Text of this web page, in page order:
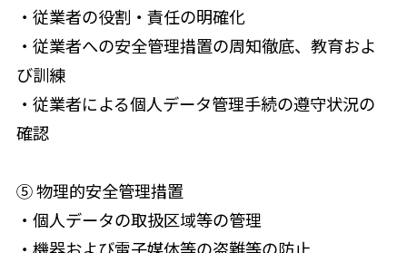
・従業者の役割・責任の明確化
・従業者への安全管理措置の周知徹底、教育およ
び訓練
・従業者による個人データ管理手続の遵守状況の
確認
⑤ 物理的安全管理措置
・個人データの取扱区域等の管理